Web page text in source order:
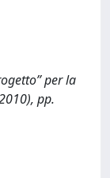
per la
pp.